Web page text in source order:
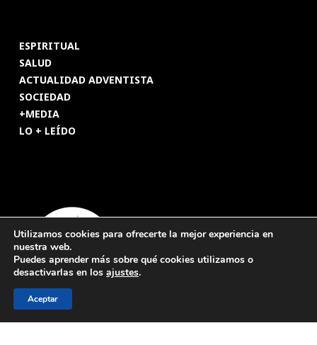
ESPIRITUAL
SALUD
ACTUALIDAD ADVENTISTA
SOCIEDAD
+MEDIA
LO + LEÍDO
Utilizamos cookies para ofrecerte la mejor experiencia en
nuestra web.
Puedes aprender más sobre qué cookies utilizamos o
desactivarlas en los ajustes.
Aceptar